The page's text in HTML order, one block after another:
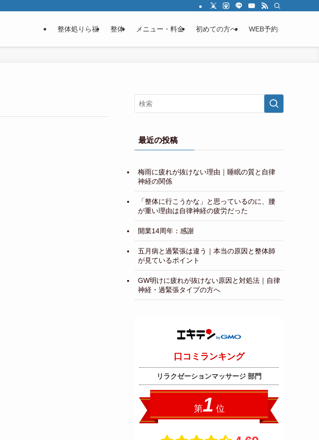
整体処りら福 整体 メニュー・料金 初めての方へ WEB予約
最近の投稿
梅雨に疲れが抜けない理由｜睡眠の質と自律
神経の関係
「整体に行こうかな」と思っているのに、腰
が重い理由は自律神経の疲労だった
開業14周年：感謝
五月病と過緊張は違う｜本当の原因と整体師
が見ているポイント
GW明けに疲れが抜けない原因と対処法｜自律
神経・過緊張タイプの方へ